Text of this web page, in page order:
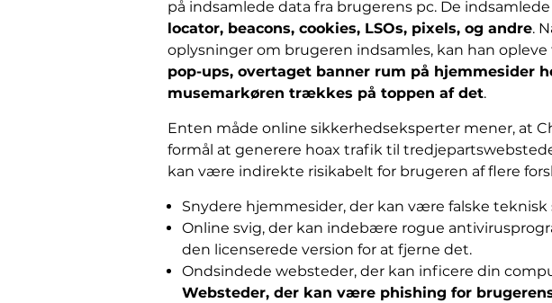
på indsamlede data fra brugerens pc. De
locator, beacons, cookies, LSOs, pixels, og andre.
oplysninger om brugeren indsamles, kan han
pop-ups, overtaget banner rum på hjemmesider
musemarkøren trækkes på toppen af ​​det.
Enten måde online sikkerhedseksperter mener, at
formål at generere hoax trafik til
kan være indirekte risikabelt for brugeren af ​​flere
Snydere hjemmesider, der kan være falske
Online svig, der kan indebære rogue
den licenserede version for at fjerne det.
Ondsindede websteder, der kan inficere din
Websteder, der kan være phishing for